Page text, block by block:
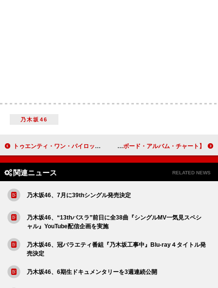
乃木坂46
トゥエンティ・ワン・パイロッツ、ニューALよりシングル「The Contract」先行配信 【米ビルボード・アルバム・チャート】モーガン・ウォーレン4週連続首位、5作がTOP10入り
関連ニュース RELATED NEWS
乃木坂46、7月に39thシングル発売決定
乃木坂46、“13thバスラ”前日に全38曲『シングルMV一気見スペシ
ャル』YouTube配信企画を実施
乃木坂46、冠バラエティ番組『乃木坂工事中』Blu-ray４タイトル発
売決定
乃木坂46、6期生ドキュメンタリーを3週連続公開